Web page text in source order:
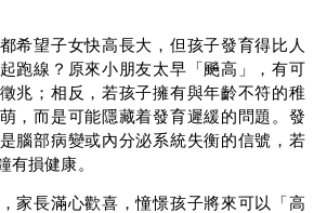
希望子女快高長大，但孩子發育得比人
跑線？原來小朋友太早「飈高」，有可
兆；相反，若孩子擁有與年齡不符的稚
，而是可能隱藏着發育遲緩的問題。發
腦部病變或內分泌系統失衡的信號，若
有損健康。
家長滿心歡喜，憧憬孩子將來可以「高